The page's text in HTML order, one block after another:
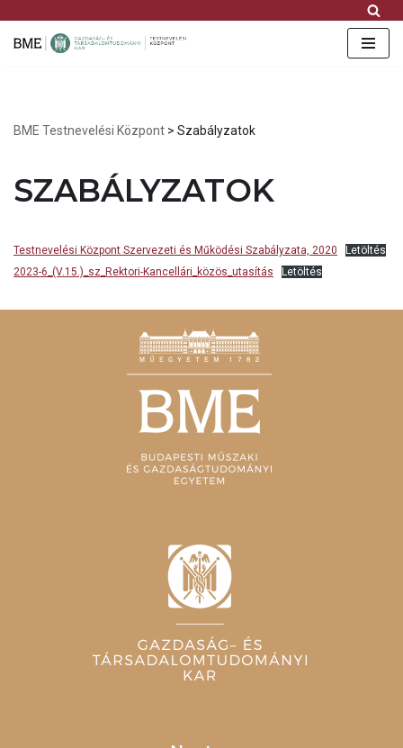
Skip
BME Testnevelési Központ > Szabályzatok
SZABÁLYZATOK
Testnevelési Központ Szervezeti és Működési Szabályzata, 2020
Letöltés
2023-6_(V.15.)_sz_Rektori-Kancellári_közös_utasítás
Letöltés